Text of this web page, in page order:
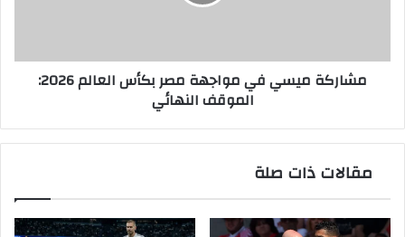
الموقف
النهائي
مشاركة ميسي في مواجهة مصر بكأس العالم 2026:
الموقف النهائي
مقالات ذات صلة